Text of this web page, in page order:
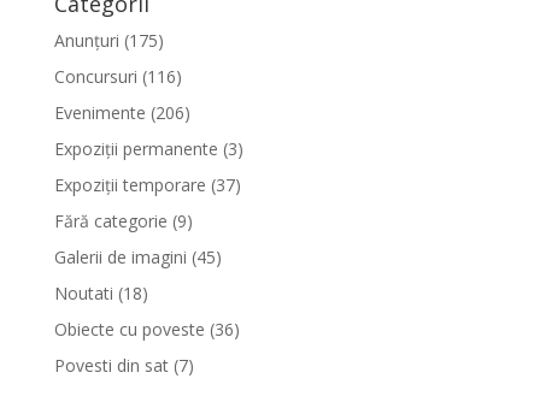
Anunțuri (175)
Concursuri (116)
Evenimente (206)
Expoziții permanente (3)
Expoziții temporare (37)
Fără categorie (9)
Galerii de imagini (45)
Noutati (18)
Obiecte cu poveste (36)
Povesti din sat(7)